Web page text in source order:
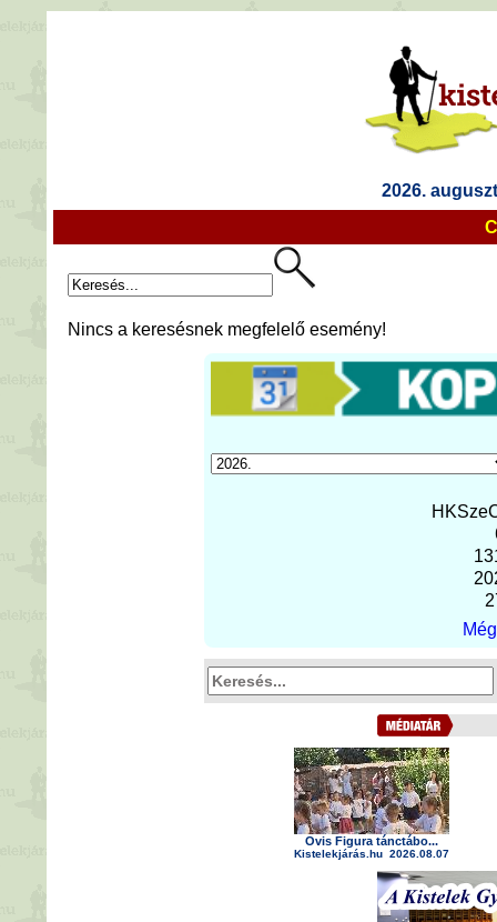
2026.
Nincs a keresésnek megfelelő esemény!
H KSze
13
20
Ovis Figura tánctábo...
Kistelekjárás.hu 2026.08.07